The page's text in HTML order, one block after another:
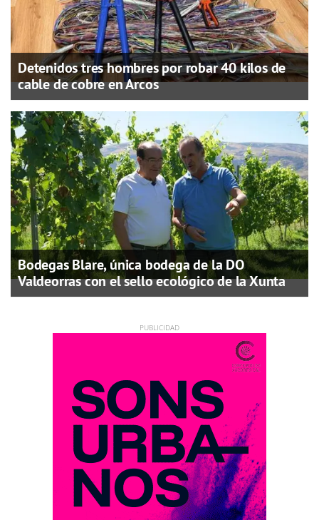
Detenidos tres hombres por robar 40 kilos de
cable de cobre en Arcos
Bodegas Blare, única bodega de la DO
Valdeorras con el sello ecológico de la Xunta